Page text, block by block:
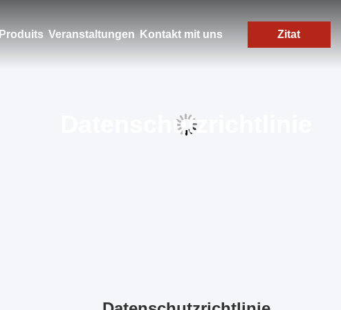
Produits Veranstaltungen Kontakt mit uns Zitat
Datenschutzrichtlinie